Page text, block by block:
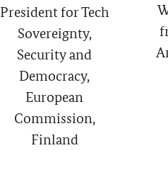
President for Tech
Sovereignty,
Security and
Democracy,
European
Commission,
Finland